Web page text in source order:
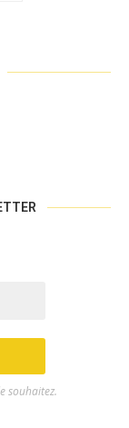
souhaitez.